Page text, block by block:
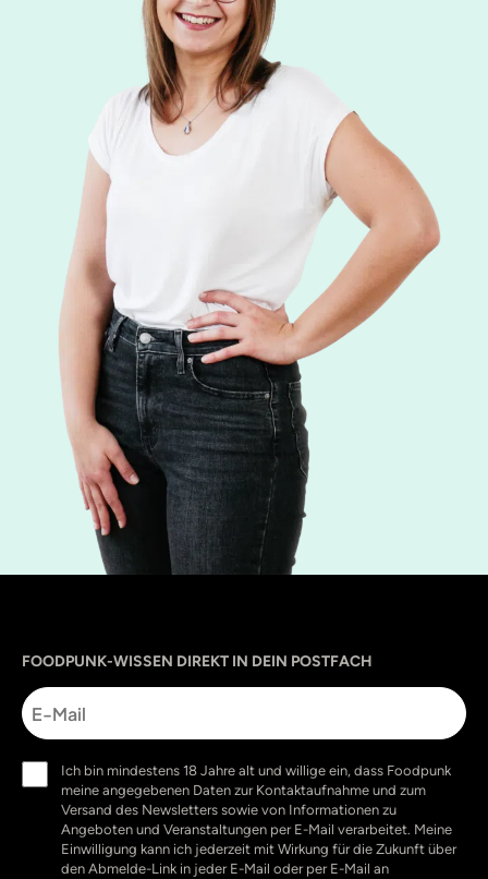
FOODPUNK-WISSEN DIREKT IN DEIN POSTFACH
E-
Mail
(erforderlich)
Ich bin mindestens 18 Jahre alt und willige ein, dass Foodpunk
meine angegebenen Daten zur Kontaktaufnahme und zum
Versand des Newsletters sowie von Informationen zu
Angeboten und Veranstaltungen per E-Mail verarbeitet. Meine
Einwilligung kann ich jederzeit mit Wirkung für die Zukunft über
den Abmelde-Link in jeder E-Mail oder per E-Mail an